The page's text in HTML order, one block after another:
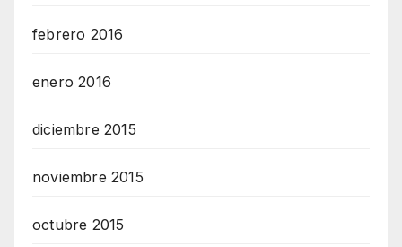
febrero 2016
enero 2016
diciembre 2015
noviembre 2015
octubre 2015